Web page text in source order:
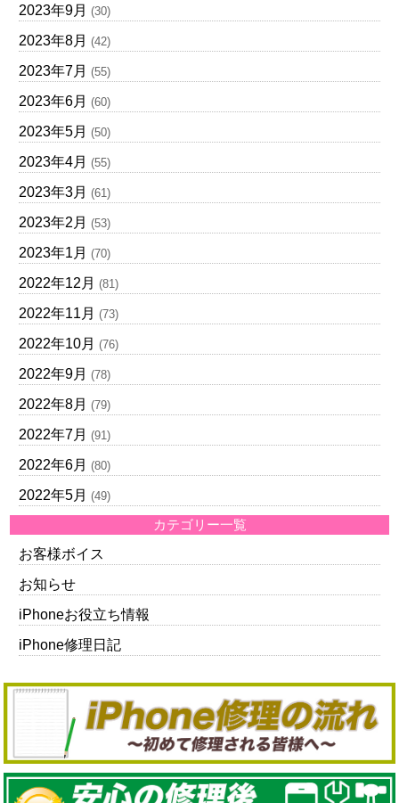
2023年9月 (30)
2023年8月 (42)
2023年7月 (55)
2023年6月 (60)
2023年5月 (50)
2023年4月 (55)
2023年3月 (61)
2023年2月 (53)
2023年1月 (70)
2022年12月 (81)
2022年11月 (73)
2022年10月 (76)
2022年9月 (78)
2022年8月 (79)
2022年7月 (91)
2022年6月 (80)
2022年5月 (49)
カテゴリー一覧
お客様ボイス
お知らせ
iPhoneお役立ち情報
iPhone修理日記